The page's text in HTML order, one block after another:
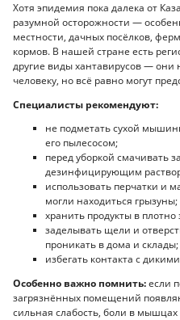
Хотя эпидемия пока далека от
разумной осторожности —
местности, дачных посёлков,
кормов. В нашей стране есть
другие виды хантавирусов — они
человеку, но всё равно могут
Специалисты рекомендуют:
не подметать сухой
его пылесосом;
перед уборкой смачивать
дезинфицирующим
использовать перчатки и
могли находиться грызуны;
хранить продукты в
заделывать щели и
проникать в дома и склады;
избегать контакта с
Особенно важно помнить:если
загрязнённых помещений
сильная слабость, боли в